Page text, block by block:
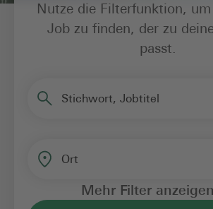
Nutze die Filterfunktion, um
Job zu finden, der zu
passt.
Stichwort, Jobtitel
Ort
Mehr Filter anzeigen